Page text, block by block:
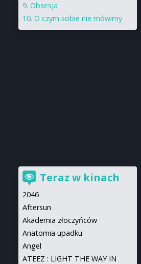
Obsesja
O czym sobie nie mówimy
Teraz w kinach
2046
Aftersun
Akademia złoczyńców
Anatomia upadku
Angel
ATEEZ : LIGHT THE WAY IN